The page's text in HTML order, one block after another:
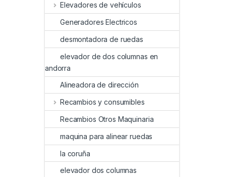
Elevadores de vehículos
Generadores Electricos
desmontadora de ruedas
elevador de dos columnas en
andorra
Alineadora de dirección
Recambios y consumibles
Recambios Otros Maquinaria
maquina para alinear ruedas
la coruña
elevador dos columnas